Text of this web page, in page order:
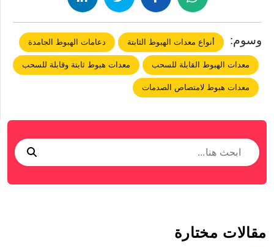
وسوم: أنواع معدات الهبوط الثابتة دعامات الهبوط الجامدة
معدات الهبوط القابلة للسحب معدات هبوط ثابتة وقابلة للسحب
معدات هبوط لامتصاص الصدمات
مقالات مختارة